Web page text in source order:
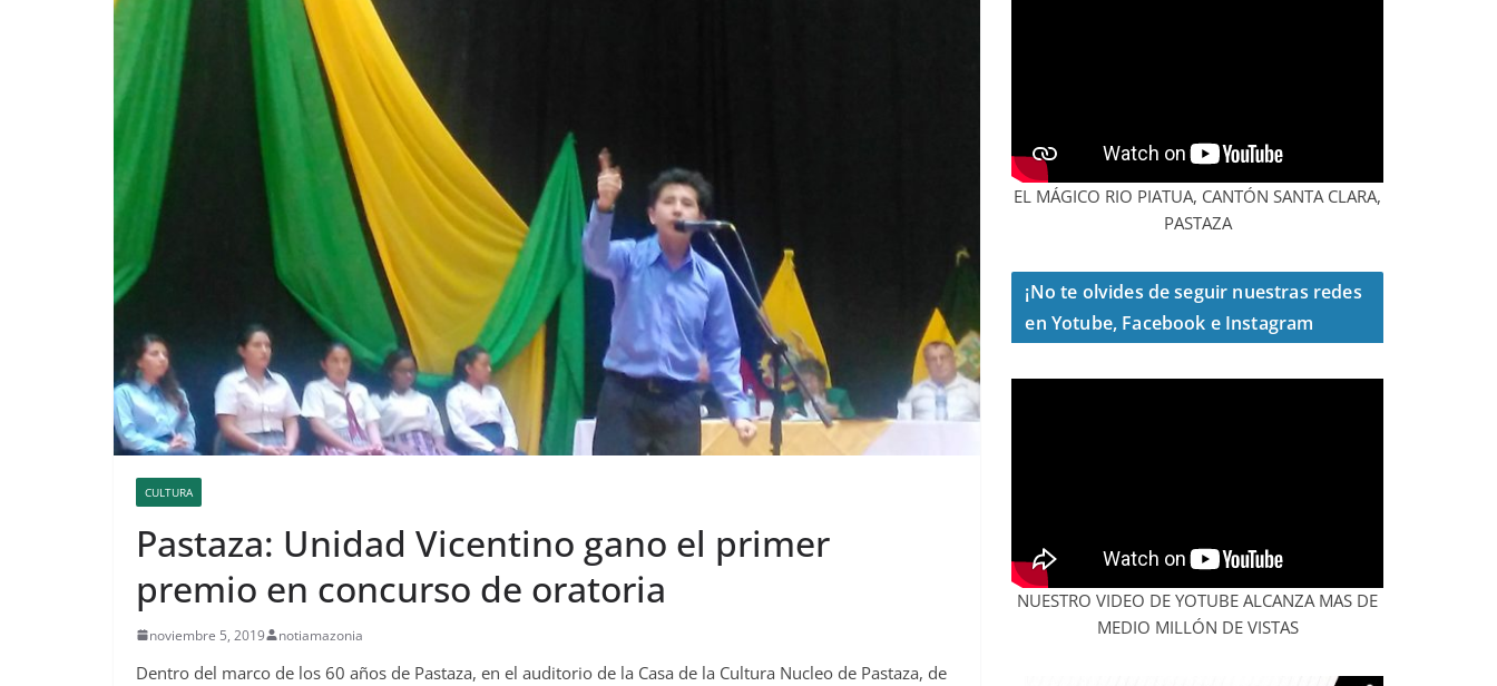
CULTURA
Pastaza: Unidad Vicentino gano el primer
premio en concurso de oratoria
noviembre 5, 2019 notiamazonia
Dentro del marco de los 60 años de Pastaza, en el auditorio de la Casa de la Cultura Nucleo de Pastaza, de
EL MÁGICO RIO PIATUA, CANTÓN SANTA CLARA,
PASTAZA
¡No te olvides de seguir nuestras redes
en Yotube, Facebook e Instagram
NUESTRO VIDEO DE YOTUBE ALCANZA MAS DE
MEDIO MILLÓN DE VISTAS